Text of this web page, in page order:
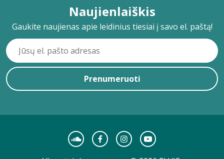
Naujienlaiškis
Gaukite naujienas apie leidinius tiesiai į savo el. paštą!
Prenumeruoti